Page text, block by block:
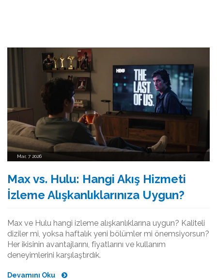
Mar, 7 2026
Max vs. Hulu: Hangi Akış Hizmeti
İzleme Alışkanlıklarınıza Uygun?
Max ve Hulu hangi izleme alışkanlıklarına uygun? Kaliteli
diziler mi, yoksa haftalık yeni bölümler mi önemsiyorsun?
Her ikisinin avantajlarını, fiyatlarını ve kullanım
deneyimlerini karşılaştırdık.
Devamını Oku